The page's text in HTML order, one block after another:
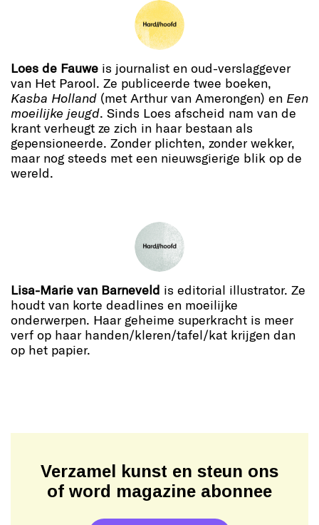
Loes de Fauwe is journalist en oud-verslaggever
van Het Parool. Ze publiceerde twee boeken,
Kasba Holland (met Arthur van Amerongen) en Een
moeilijke jeugd. Sinds Loes afscheid nam van de
krant verheugt ze zich in haar bestaan als
gepensioneerde. Zonder plichten, zonder wekker,
maar nog steeds met een nieuwsgierige blik op de
wereld.
Lisa-Marie van Barneveld is editorial illustrator. Ze
houdt van korte deadlines en moeilijke
onderwerpen. Haar geheime superkracht is meer
verf op haar handen/kleren/tafel/kat krijgen dan
op het papier.
Verzamel kunst en steun ons
of word magazine abonnee